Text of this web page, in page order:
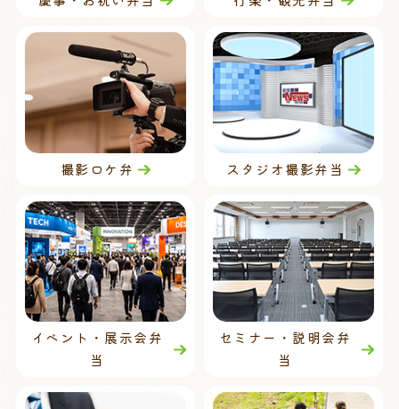
撮影ロケ弁 スタジオ撮影弁当
イベント・展示会弁
当
セミナー・説明会弁
当